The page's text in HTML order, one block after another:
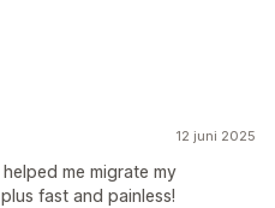
12 juni 2025
me migrate my
fast and painless!